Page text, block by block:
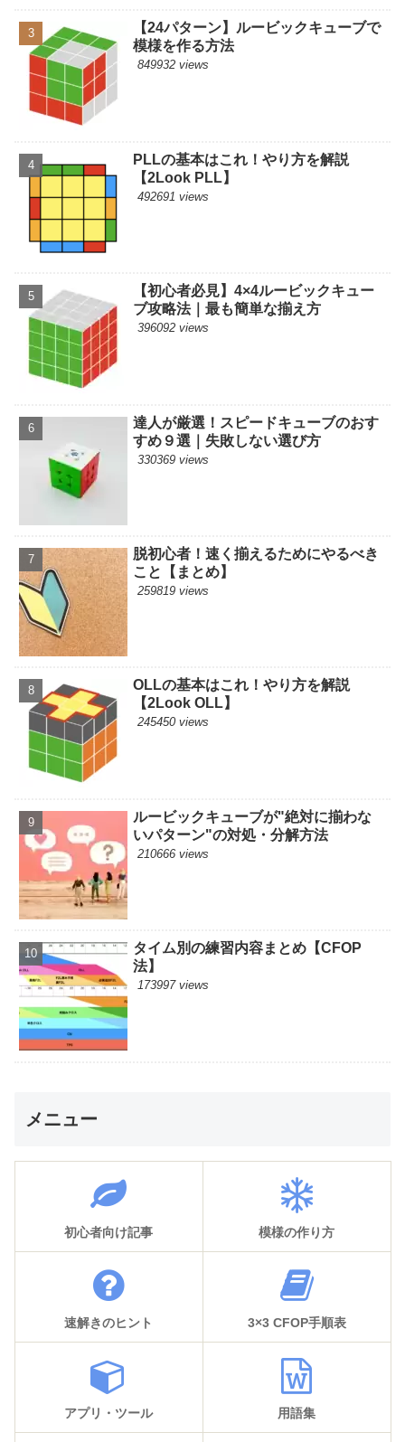
【24パターン】ルービックキューブで
模様を作る方法
849932 views
PLLの基本はこれ！やり方を解説
【2Look PLL】
492691 views
【初心者必見】4×4ルービックキュー
ブ攻略法｜最も簡単な揃え方
396092 views
達人が厳選！スピードキューブのおす
すめ９選｜失敗しない選び方
330369 views
脱初心者！速く揃えるためにやるべき
こと【まとめ】
259819 views
OLLの基本はこれ！やり方を解説
【2Look OLL】
245450 views
ルービックキューブが"絶対に揃わな
いパターン"の対処・分解方法
210666 views
タイム別の練習内容まとめ【CFOP
法】
173997 views
メニュー
初心者向け記事 模様の作り方
速解きのヒント 3×3 CFOP手順表
アプリ・ツール 用語集